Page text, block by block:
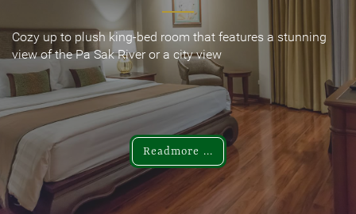
Cozy up to plush king-bed room that features a stunning
view of the Pa Sak River or a city view
Readmore ...
Cozy up to plush king-bed room that features a stunning
view of the Pa Sak River or a city view
Readmore ...